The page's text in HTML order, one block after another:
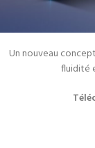
Un nouveau
fluidité